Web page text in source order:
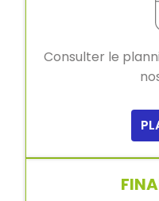
Consulter le